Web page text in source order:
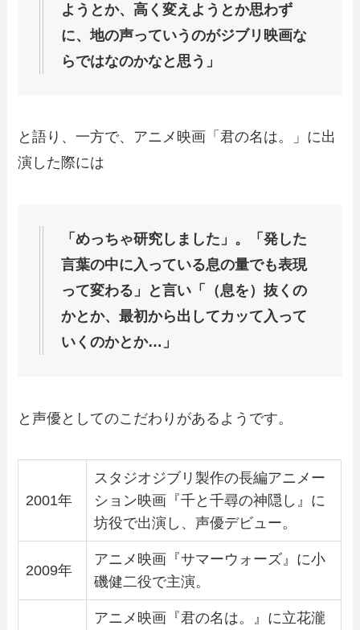
ようとか、高く変えようとか思わず
に、地の声っていうのがジブリ映画な
らではなのかなと思う」
と語り、一方で、アニメ映画「君の名は。」に出
演した際には
「めっちゃ研究しました」。「発した
言葉の中に入っている息の量でも表現
って変わる」と言い「（息を）抜くの
かとか、最初から出してカッて入って
いくのかとか…」
と声優としてのこだわりがあるようです。
2001年
スタジオジブリ製作の長編アニメー
ション映画『千と千尋の神隠し』に
坊役で出演し、声優デビュー。
2009年
アニメ映画『サマーウォーズ』に小
磯健二役で主演。
アニメ映画『君の名は。』に立花瀧